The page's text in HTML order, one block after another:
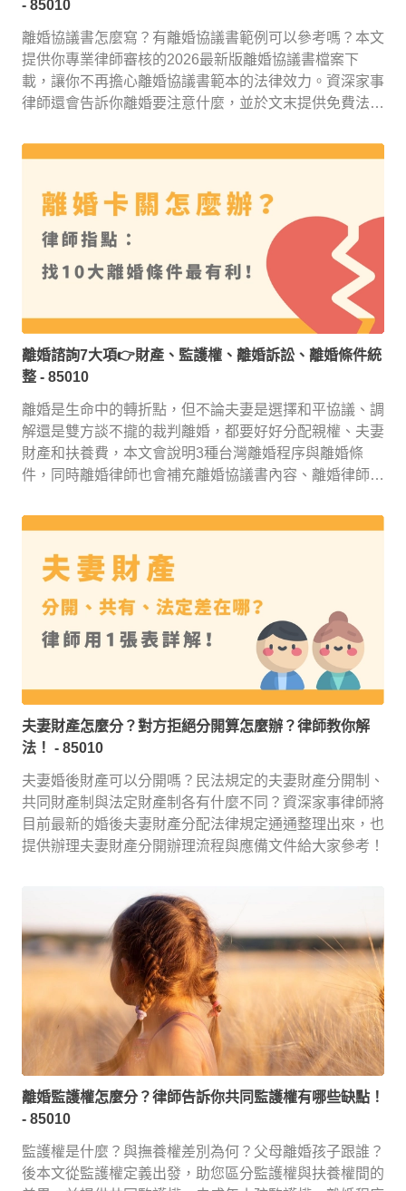
- 85010
離婚協議書怎麼寫？有離婚協議書範例可以參考嗎？本文
提供你專業律師審核的2026最新版離婚協議書檔案下
載，讓你不再擔心離婚協議書範本的法律效力。資深家事
律師還會告訴你離婚要注意什麼，並於文末提供免費法律
離婚諮詢7大項👉財產、監護權、離婚訴訟、離婚條件統
整 - 85010
離婚是生命中的轉折點，但不論夫妻是選擇和平協議、調
解還是雙方談不攏的裁判離婚，都要好好分配親權、夫妻
財產和扶養費，本文會說明3種台灣離婚程序與離婚條
件，同時離婚律師也會補充離婚協議書內容、離婚律師費
夫妻財產怎麼分？對方拒絕分開算怎麼辦？律師教你解
法！ - 85010
夫妻婚後財產可以分開嗎？民法規定的夫妻財產分開制、
共同財產制與法定財產制各有什麼不同？資深家事律師將
目前最新的婚後夫妻財產分配法律規定通通整理出來，也
提供辦理夫妻財產分開辦理流程與應備文件給大家參考！
離婚監護權怎麼分？律師告訴你共同監護權有哪些缺點！
- 85010
監護權是什麼？與撫養權差別為何？父母離婚孩子跟誰？
後本文從監護權定義出發，助您區分監護權與扶養權間的